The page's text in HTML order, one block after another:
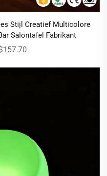
Stijl Creatief Multicolore
Salontafel Fabrikant